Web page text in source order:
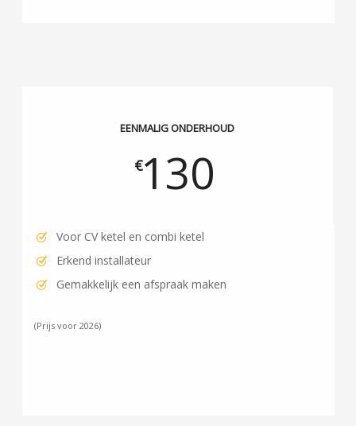
EENMALIG ONDERHOUD
€130
Voor CV ketel en combi ketel
Erkend installateur
Gemakkelijk een afspraak maken
(Prijs voor 2026)